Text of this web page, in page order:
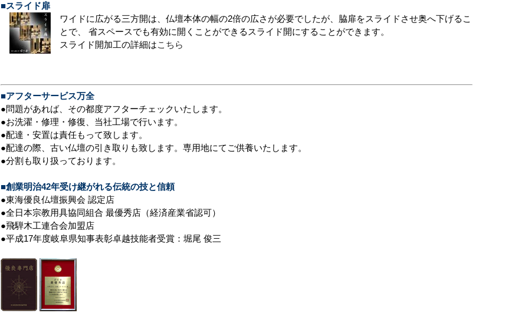
■スライド扉
ワイドに広がる三方開は、仏壇本体の幅の2倍の広さが必要でしたが、脇扉をスライドさせ奥へ下げるこ
とで、 省スペースでも有効に開くことができるスライド開にすることができます。
スライド開加工の詳細はこちら
■アフターサービス万全
●問題があれば、その都度アフターチェックいたします。
●お洗濯・修理・修復、当社工場で行います。
●配達・安置は責任もって致します。
●配達の際、古い仏壇の引き取りも致します。専用地にてご供養いたします。
●分割も取り扱っております。
■創業明治42年受け継がれる伝統の技と信頼
●東海優良仏壇振興会 認定店
●全日本宗教用具協同組合 最優秀店（経済産業省認可）
●飛騨木工連合会加盟店
●平成17年度岐阜県知事表彰卓越技能者受賞：堀尾 俊三